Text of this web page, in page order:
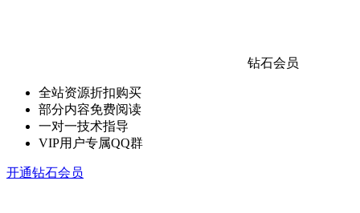
钻石会员
全站资源折扣购买
部分内容免费阅读
一对一技术指导
VIP用户专属QQ群
开通钻石会员